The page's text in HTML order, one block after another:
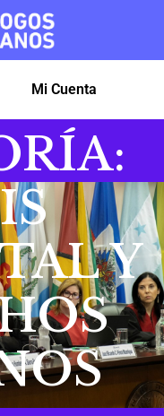
Mi Cuenta
Y